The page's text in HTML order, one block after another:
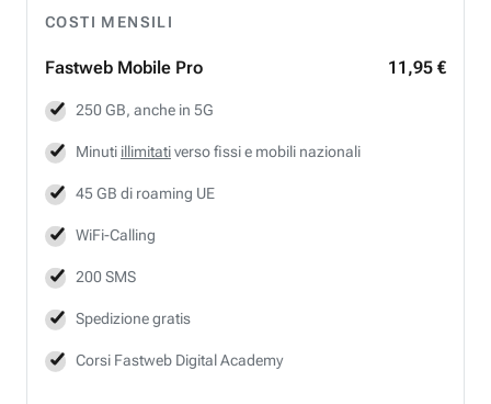
COSTI MENSILI
Fastweb Mobile Pro 11,95 €
250 GB, anche in 5G
Minuti illimitativerso fissi e mobili nazionali
45 GB di roaming UE
WiFi-Calling
200 SMS
Spedizione gratis
Corsi Fastweb Digital Academy